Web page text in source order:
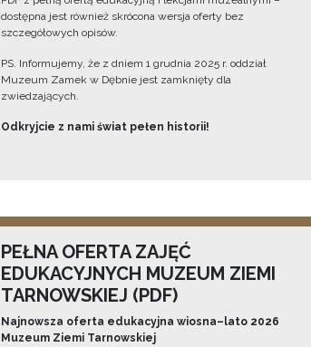
dostępna jest również skrócona wersja oferty bez
szczegółowych opisów.
PS. Informujemy, że z dniem 1 grudnia 2025 r. oddział
Muzeum Zamek w Dębnie jest zamknięty dla
zwiedzających.
Odkryjcie z nami świat pełen historii!
PEŁNA OFERTA ZAJĘĆ
EDUKACYJNYCH MUZEUM ZIEMI
TARNOWSKIEJ (PDF)
Najnowsza oferta edukacyjna wiosna–lato 2026
Muzeum Ziemi Tarnowskiej